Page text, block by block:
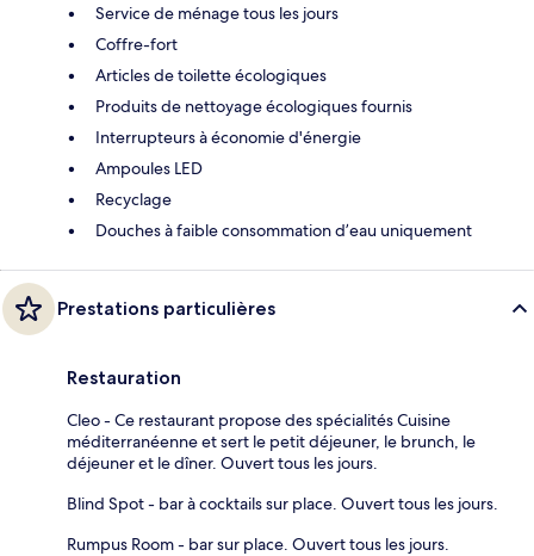
Service de ménage tous les jours
Coffre-fort
Articles de toilette écologiques
Produits de nettoyage écologiques fournis
Interrupteurs à économie d'énergie
Ampoules LED
Recyclage
Douches à faible consommation d’eau uniquement
Prestations particulières
Restauration
Cleo - Ce restaurant propose des spécialités Cuisine
méditerranéenne et sert le petit déjeuner, le brunch, le
déjeuner et le dîner. Ouvert tous les jours.
Blind Spot - bar à cocktails sur place. Ouvert tous les jours.
Rumpus Room - bar sur place. Ouvert tous les jours.